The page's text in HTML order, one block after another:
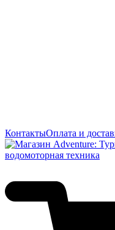
КонтактыОплата и